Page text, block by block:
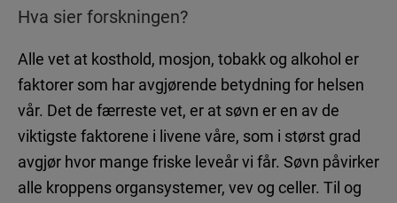
Hva sier forskningen?
Alle vet at kosthold, mosjon, tobakk og alkohol er
faktorer som har avgjørende betydning for helsen
vår. Det de færreste vet, er at søvn er en av de
viktigste faktorene i livene våre, som i størst grad
avgjør hvor mange friske leveår vi får. Søvn påvirker
alle kroppens organsystemer, vev og celler. Til og